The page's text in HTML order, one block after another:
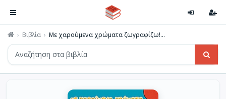
Βιβλία Με χαρούμενα χρώματα ζωγραφίζω!...